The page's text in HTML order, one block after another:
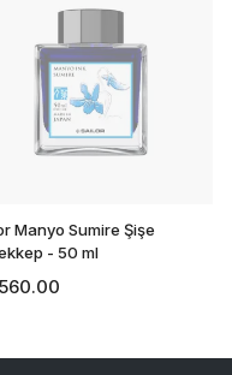
Manyo Sumire Şişe
- 50 ml